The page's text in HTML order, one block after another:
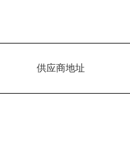
供应商地址